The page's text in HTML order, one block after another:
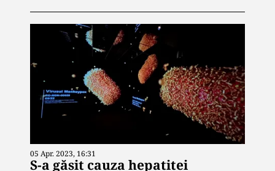
05 Apr. 2023, 16:31
S-a găsit cauza hepatitei